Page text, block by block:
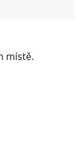
místě.